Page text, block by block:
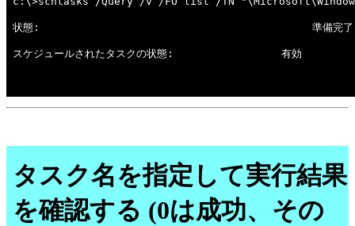
タスク名を指定して実行結果
を確認する (0は成功、その